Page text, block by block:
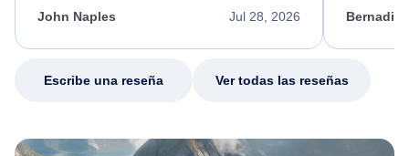
appreciate her excellent service.
Jul 28, 2026
John Naples
my issue.
Escribe una reseña Ver todas las reseñas